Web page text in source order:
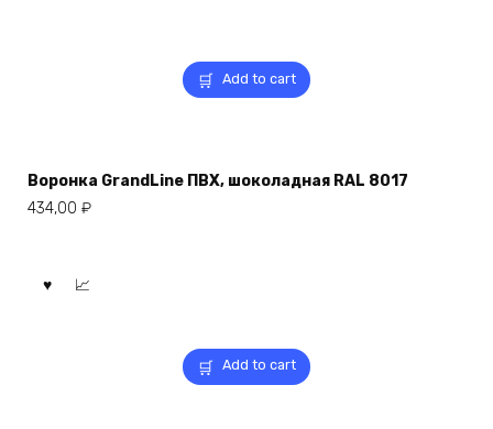
Add to cart
Воронка GrandLine ПВХ, шоколадная RAL 8017
434,00 ₽
Add to cart